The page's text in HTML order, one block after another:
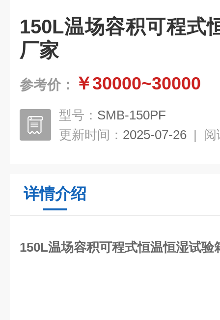
150L温场容积可程式
厂家
参考价： ￥30000~30000
型号： SMB-150PF
更新时间： 2025-07-26 | 阅
详情介绍
150L温场容积可程式恒温恒湿试验